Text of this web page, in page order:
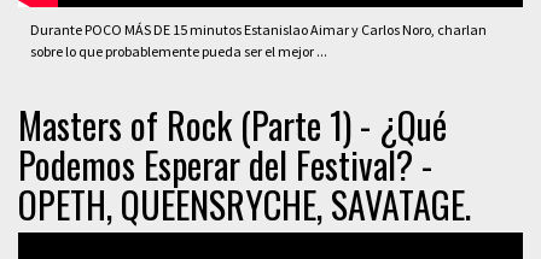
Durante POCO MÁS DE 15 minutos Estanislao Aimar y Carlos Noro, charlan
sobre lo que probablemente pueda ser el mejor ...
Masters of Rock (Parte 1) - ¿Qué
Podemos Esperar del Festival? -
OPETH, QUEENSRYCHE, SAVATAGE.